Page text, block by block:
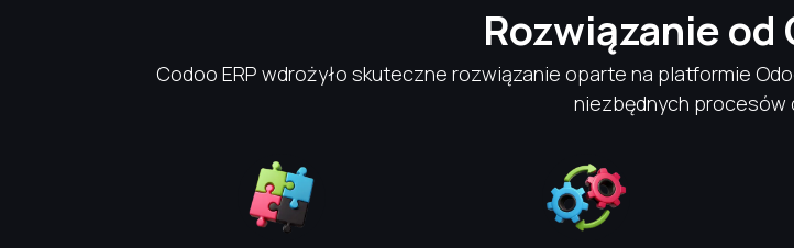
Rozwiązanie od
Codoo ERP wdrożyło skuteczne rozwiązanie oparte na platformie
niezbędnych procesów